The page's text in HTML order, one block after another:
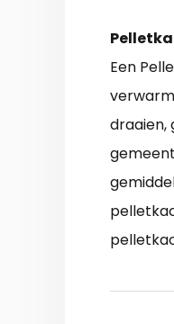
Een
draaien,